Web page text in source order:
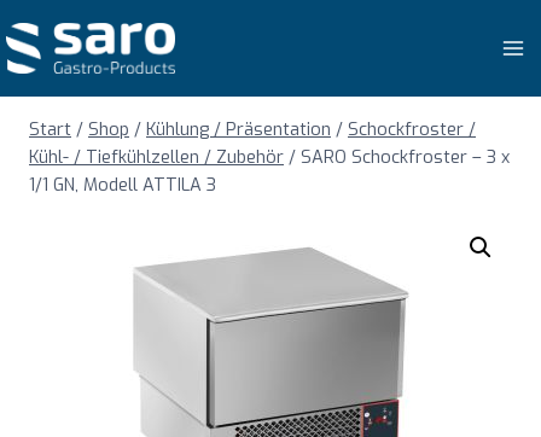
Inhalt
springen
Start / Shop / Kühlung / Präsentation / Schockfroster /
Kühl- / Tiefkühlzellen / Zubehör / SARO Schockfroster – 3 x
1/1 GN, Modell ATTILA 3